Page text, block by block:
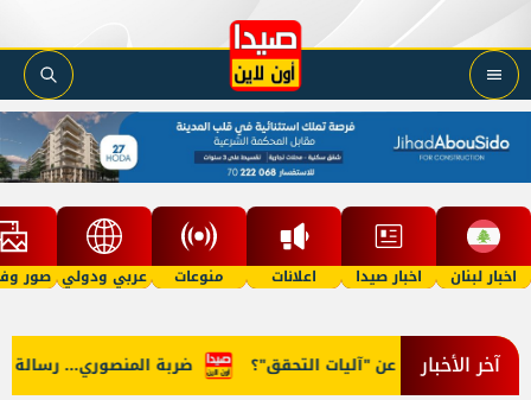
اخبار لبنان اخبار صيدا اعلانات منوعات عربي ودولي صور
آخر الأخبار ضربة المنصوري... رسالة للجيش وماذا عن "آليات التحقق"؟